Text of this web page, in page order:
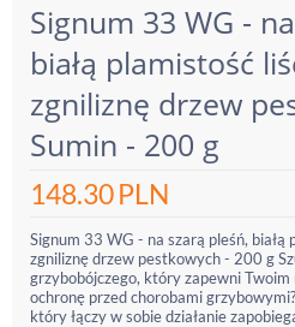
Signum 33 WG -
białą plamistość
zgniliznę drzew
Sumin - 200 g
148.30PLN
Signum 33 WG - na szarą pleśń, białą
zgniliznę drzew pestkowych - 200 g
grzybobójczego, który zapewni
ochronę przed chorobami
który łączy w sobie działanie